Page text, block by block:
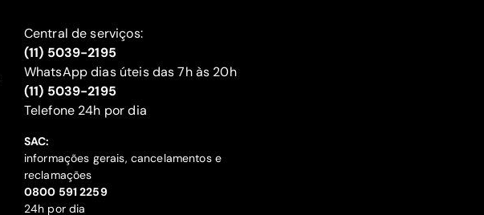
Central de serviços:
(11) 5039-2195
WhatsApp dias úteis das 7h às 20h
(11) 5039-2195
‍Telefone 24h por dia
SAC:
informações gerais, cancelamentos e
reclamações
‍0800 591 2259
24h por dia